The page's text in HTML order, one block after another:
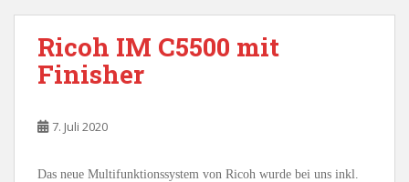
Ricoh IM C5500 mit
Finisher
7. Juli 2020
Das neue Multifunktionssystem von Ricoh wurde bei uns inkl.